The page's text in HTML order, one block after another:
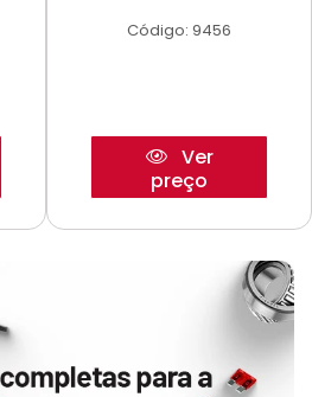
Código: 9456
Ver
preço